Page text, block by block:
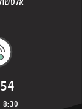
8:30 - 16:00